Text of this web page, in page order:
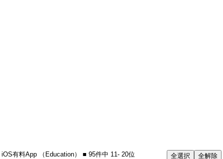
iOS有料App （Education） ■ 95件中 11- 20位